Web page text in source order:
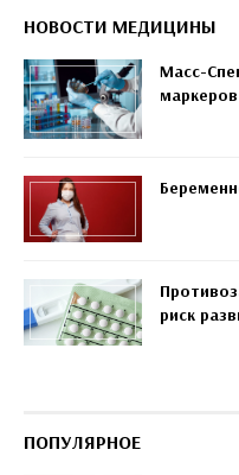
НОВОСТИ МЕДИЦИНЫ
Масс-
риск
ПОПУЛЯРНОЕ